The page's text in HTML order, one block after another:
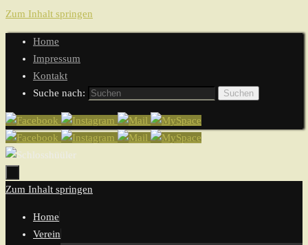
Zum Inhalt springen
Home
Impressum
Kontakt
Suche nach:
Suchen
Zum Inhalt springen
Home
Verein